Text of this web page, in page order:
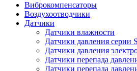
Виброкомпенсаторы
Воздухоотводчики
Датчики
Датчики влажности
Датчики давления серии
Датчики давления
Датчики перепада
Датчики перепада